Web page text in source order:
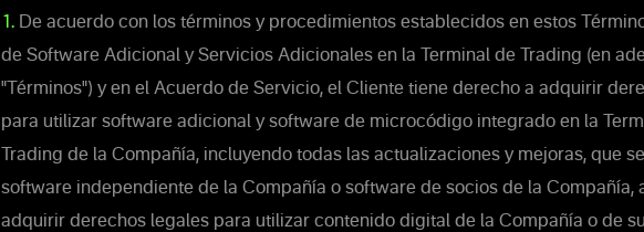
1. De acuerdo con los términos y procedimientos establecidos en estos
de Software Adicional y Servicios Adicionales en la Terminal de Trading (en
"Términos") y en el Acuerdo de Servicio, el Cliente tiene derecho a adquirir
para utilizar software adicional y software de microcódigo integrado en la
Trading de la Compañía, incluyendo todas las actualizaciones y mejoras, que
software independiente de la Compañía o software de socios de la Compañía,
adquirir derechos legales para utilizar contenido digital de la Compañía o de